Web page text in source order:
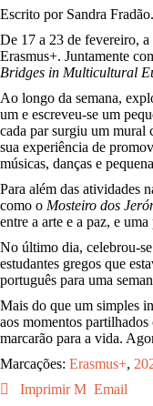
Escrito por Sandra Fradão.
De 17 a 23 de fevereiro, a
Erasmus+. Juntamente
Bridges in Multicultural
Ao longo da semana,
um e escreveu-se um
cada par surgiu um mural
sua experiência de
músicas, danças e
Para além das atividades
como o Mosteiro dos
entre a arte e a paz, e
No último dia, celebrou-
estudantes gregos que
português para uma
Mais do que um simples
aos momentos
marcarão para a vida.
Marcações: Erasmus+,
Imprimir
Email